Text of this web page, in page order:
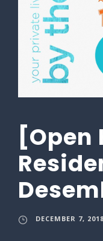
[Open
DECEMBER 7, 2018